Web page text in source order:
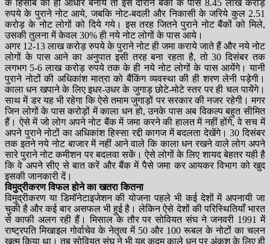
के हिसाब को ही आधार बनायें तो इस दौरान बैंकों के पास 8.45 लाख करोड़
रुपये के पुराने नोट आये, जबकि नोट-बदली और निकासी के जरिये कुल 2.51
करोड़ के नोट लोगों को दिये गये। इस तरह जितने पुराने नोट बैंकों को मिले,
उसकी तुलना में केवल 30% ही नये नोट लोगों के पास आये।
अगर 12-13 लाख करोड़ रुपये के पुराने नोट ही जमा कराये जाते हैं और नये नोट
लोगों के पास आने का अनुपात इसी तरह बना रहता है, तो 30 दिसंबर तक
लगभग 5-6 लाख करोड़ रुपये तक के ही नये नोट लोगों के पास आयेंगे। यानी
पुराने नोटों की अधिकांश मात्रा को बैंकिंग व्यवस्था की ही शरण लेनी पड़ेगी।
काला धन खपाने के लिए इधर-उधर के जुगाड़ छोटे-मोटे स्तर पर ही चल पायेंगे।
साथ में डर यह भी रहेगा कि ऐसे तमाम जुगाड़ों पर सरकार की नजर रहेगी। मगर
जिन लोगों के पास करोड़ों में काला धन हो, उनके पास अब विकल्प बहुत सीमित
हैं। ऐसे में जो लोग अपने नोट बैंक में जमा करने की हालत में नहीं होंगे, वे सच में
अपने पुराने नोटों का अधिकांश हिस्सा रद्दी कागज में बदलता देखेंगे। 30 दिसंबर
तक इतने नये नोट बाजार में नहीं आने वाले कि काला धन रखने वाले लोग अपने
सारे पुराने नोट कमीशन पर बदलवा सकें। ऐसे लोगों के लिए शायद बेहतर यही है
कि वे अपने सीए से बात करें और बैंक में पैसे जमा कर आयकर विभाग को खुद
इसकी जानकारी दें।
विमुद्रीकरण विफल होने का खतरा कितना
विमुद्रीकरण या डिमॉनेटाइजेशन की योजना पहले भी कई देशों में अपनायी जा
चुकी है और कई बार असफल भी हुई है। लेकिन ऐसे देशों की परिस्थितियाँ भारत
से काफी अलग रही हैं। मिसाल के तौर पर सोवियत संघ ने जनवरी 1991 में
राष्ट्रपति मिखाइल गोर्वाचेव के नेतृत्व में 50 और 100 रूबल के नोटों का चलन
खत्म किया था। तब सोवियत संघ ने भी यह कदम काले धन पर अंकुश के लिए ही